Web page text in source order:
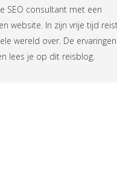
SEO consultant met een
website. In zijn vrije tijd
wereld over. De ervaringen
lees je op dit reisblog.